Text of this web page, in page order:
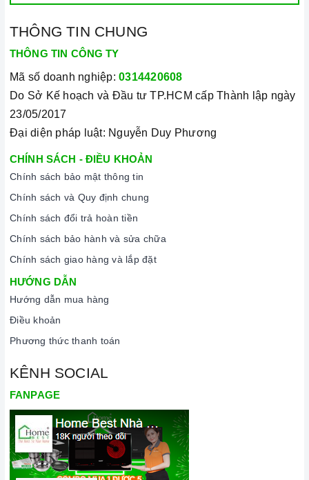
THÔNG TIN CHUNG
THÔNG TIN CÔNG TY
Mã số doanh nghiệp: 0314420608
Do Sở Kế hoạch và Đầu tư TP.HCM cấp Thành lập ngày
23/05/2017
Đại diện pháp luật: Nguyễn Duy Phương
CHÍNH SÁCH - ĐIỀU KHOẢN
Chính sách bảo mật thông tin
Chính sách và Quy định chung
Chính sách đổi trả hoàn tiền
Chính sách bảo hành và sửa chữa
Chính sách giao hàng và lắp đặt
HƯỚNG DẪN
Hướng dẫn mua hàng
Điều khoản
Phương thức thanh toán
KÊNH SOCIAL
FANPAGE